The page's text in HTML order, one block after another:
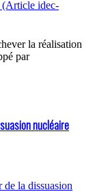
la réalisation
par
nucléaire